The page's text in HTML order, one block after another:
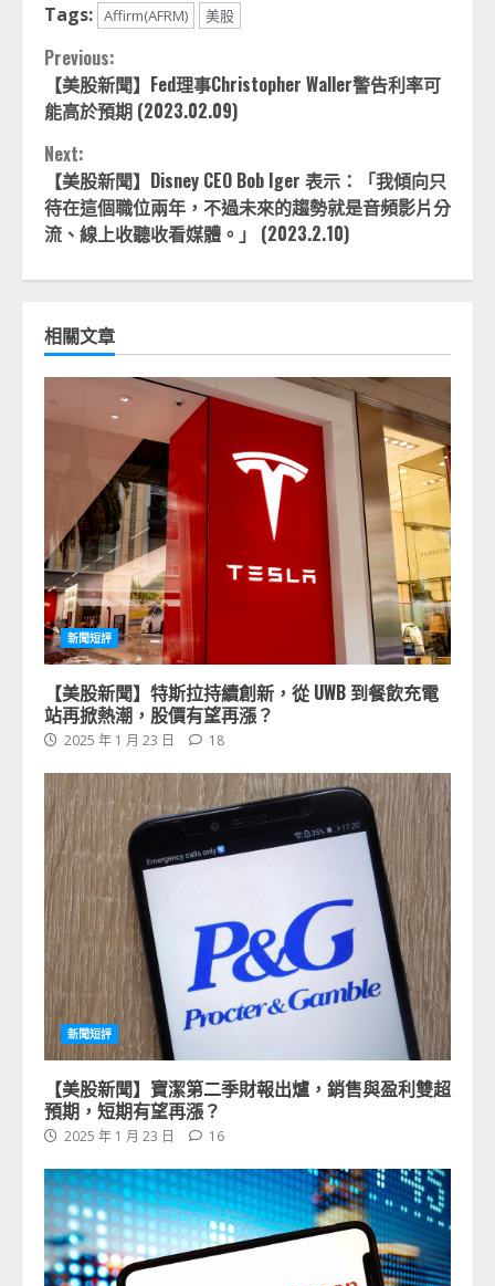
Tags: Affirm(AFRM) 美股
Continue
Reading
Previous:
【美股新聞】Fed理事Christopher Waller警告利率可
能高於預期 (2023.02.09)
Next:
【美股新聞】Disney CEO Bob Iger 表示：「我傾向只
待在這個職位兩年，不過未來的趨勢就是音頻影片分
流、線上收聽收看媒體。」 (2023.2.10)
相關文章
新聞短評
【美股新聞】特斯拉持續創新，從 UWB 到餐飲充電
站再掀熱潮，股價有望再漲？
2025 年 1 月 23 日 18
新聞短評
【美股新聞】寶潔第二季財報出爐，銷售與盈利雙超
預期，短期有望再漲？
2025 年 1 月 23 日 16